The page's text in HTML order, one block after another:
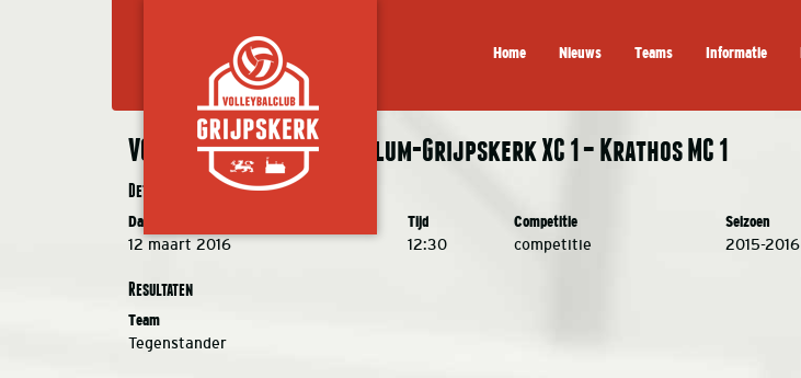
Home Nieuws Teams Informatie
VC Grijpskerk/Fysio Kollum-Grijpskerk XC 1 – Krathos MC 1
Details
Datum Tijd Competitie Seizoen
12 maart 2016 12:30 competitie 2015-2016
Resultaten
Team
Tegenstander